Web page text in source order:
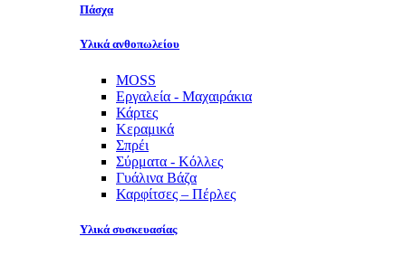
Πάσχα
Υλικά ανθοπωλείου
MOSS
Εργαλεία - Μαχαιράκια
Κάρτες
Κεραμικά
Σπρέι
Σύρματα - Κόλλες
Γυάλινα Βάζα
Καρφίτσες – Πέρλες
Υλικά συσκευασίας